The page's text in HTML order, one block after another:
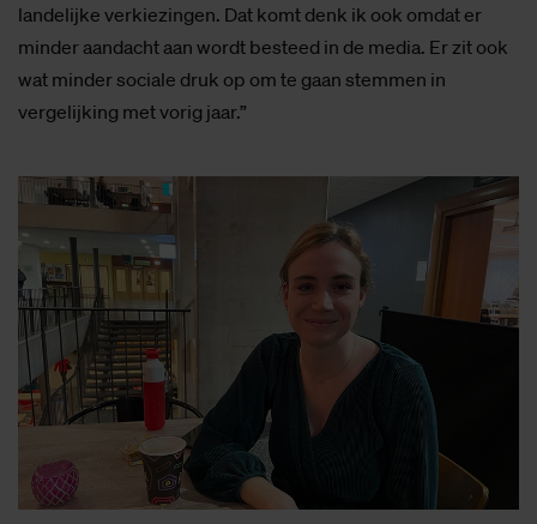
landelijke verkiezingen. Dat komt denk ik ook omdat er
minder aandacht aan wordt besteed in de media. Er zit ook
wat minder sociale druk op om te gaan stemmen in
vergelijking met vorig jaar.”